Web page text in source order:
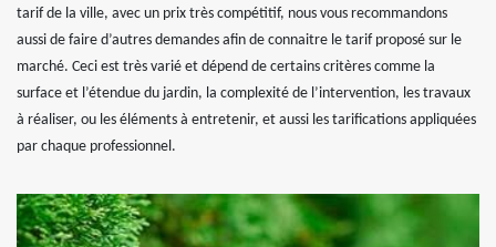
tarif de la ville, avec un prix très compétitif, nous vous recommandons
aussi de faire d’autres demandes afin de connaitre le tarif proposé sur le
marché. Ceci est très varié et dépend de certains critères comme la
surface et l’étendue du jardin, la complexité de l’intervention, les travaux
à réaliser, ou les éléments à entretenir, et aussi les tarifications appliquées
par chaque professionnel.